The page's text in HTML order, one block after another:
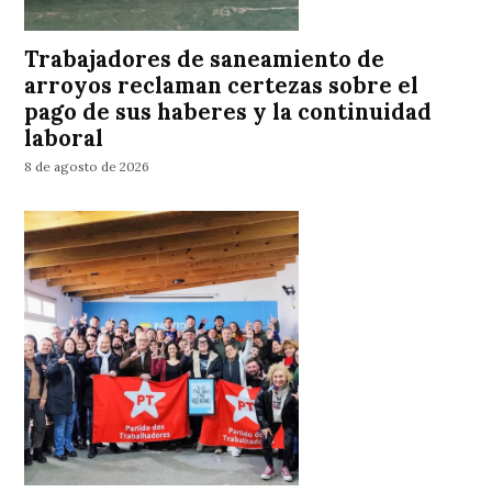
Trabajadores de saneamiento de
arroyos reclaman certezas sobre el
pago de sus haberes y la continuidad
laboral
8 de agosto de 2026